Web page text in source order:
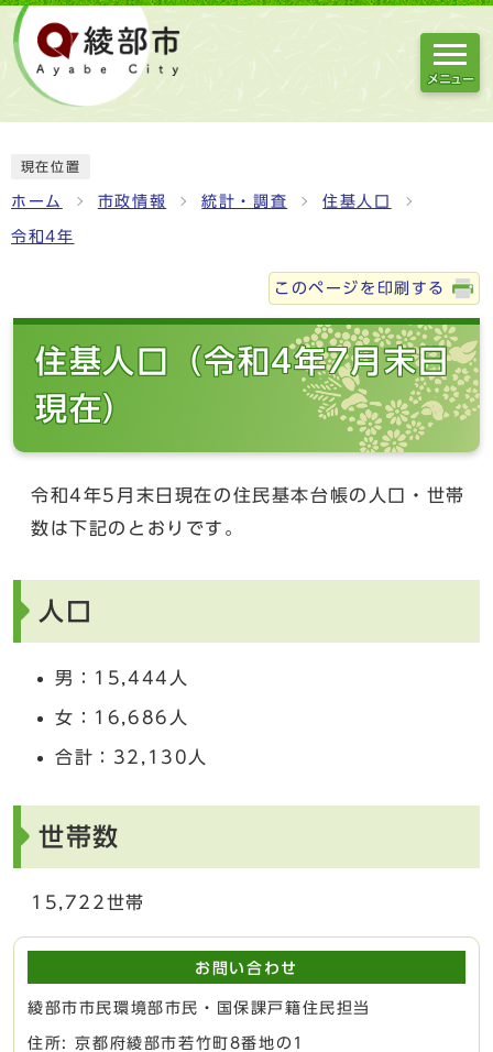
メニュー
現在位置
ホーム 市政情報 統計・調査 住基人口
令和4年
このページを印刷する
住基人口（令和4年7月末日
現在）
令和4年5月末日現在の住民基本台帳の人口・世帯
数は下記のとおりです。
人口
男：15,444人
女：16,686人
合計：32,130人
世帯数
15,722世帯
お問い合わせ
綾部市市民環境部市民・国保課戸籍住民担当
住所: 京都府綾部市若竹町8番地の1